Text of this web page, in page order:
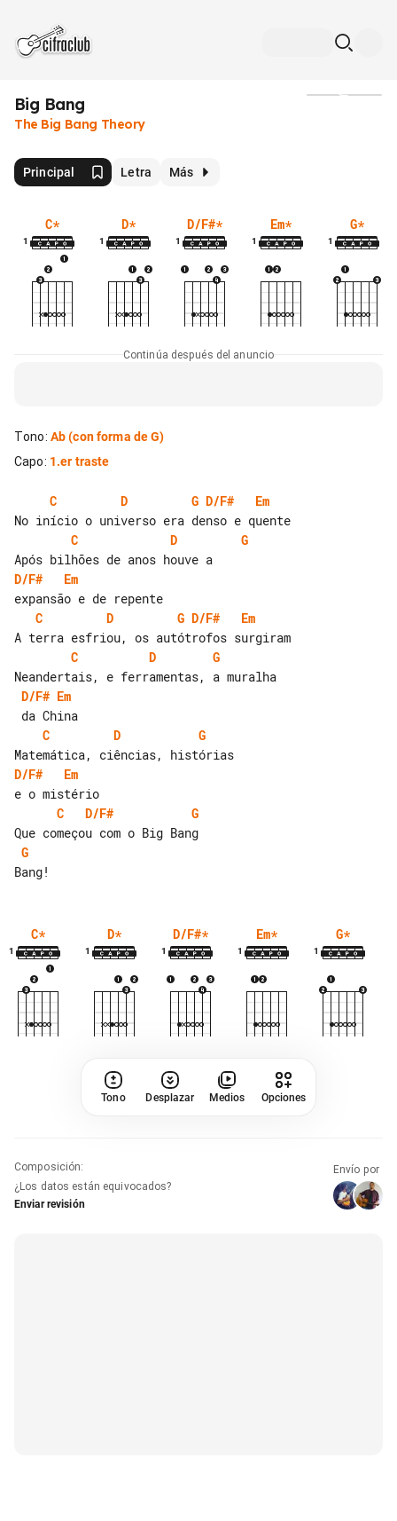
Big Bang
The Big Bang Theory
Principal Letra Más
C*
1
D*
1
D/F#*
1
Em*
1
G*
1
Continúa después del anuncio
Tono: Ab(con forma de G)
Capo: 1.er traste
C D G D/F#
Em
C
D
G
D/F#
Em
C
D G D/F#
Em
C
D
G
D/F# Em
C
D
G
D/F#
Em
C
D/F#
G
G
C*
1
D*
1
D/F#*
1
Em*
1
G*
1
Tono Desplazar Medios Opciones
Composición:
¿Los datos están equivocados?
Enviar revisión
Envío por